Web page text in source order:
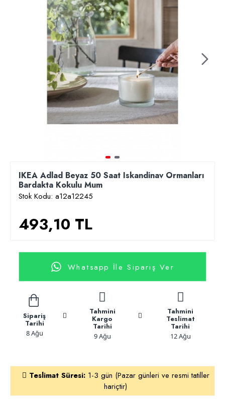
IKEA Adlad Beyaz 50 Saat Iskandinav Ormanları
Bardakta Kokulu Mum
Stok Kodu: a12a12245
493,10 TL
Whatsapp İle Sipariş Ver
Sipariş
Tarihi
8 Ağu
Tahmini
Kargo
Tarihi
9 Ağu
Tahmini
Teslimat
Tarihi
12 Ağu
Teslimat Süresi:1-3 gün (Pazar günleri ve resmi tatiller
hariçtir)